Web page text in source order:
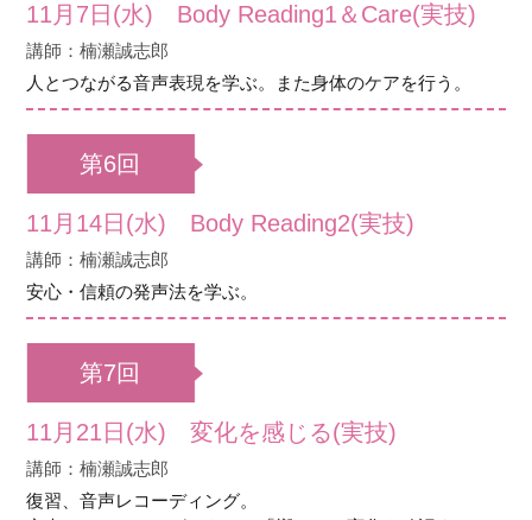
11月7日(水) Body Reading1＆Care(実技)
講師：楠瀬誠志郎
人とつながる音声表現を学ぶ。また身体のケアを行う。
第6回
11月14日(水) Body Reading2(実技)
講師：楠瀬誠志郎
安心・信頼の発声法を学ぶ。
第7回
11月21日(水) 変化を感じる(実技)
講師：楠瀬誠志郎
復習、音声レコーディング。